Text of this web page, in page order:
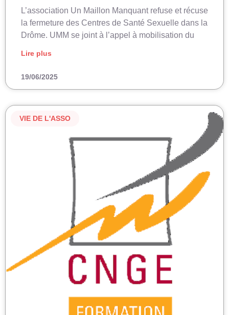
L’association Un Maillon Manquant refuse et récuse
la fermeture des Centres de Santé Sexuelle dans la
Drôme. UMM se joint à l’appel à mobilisation du
Lire plus
19/06/2025
VIE DE L'ASSO